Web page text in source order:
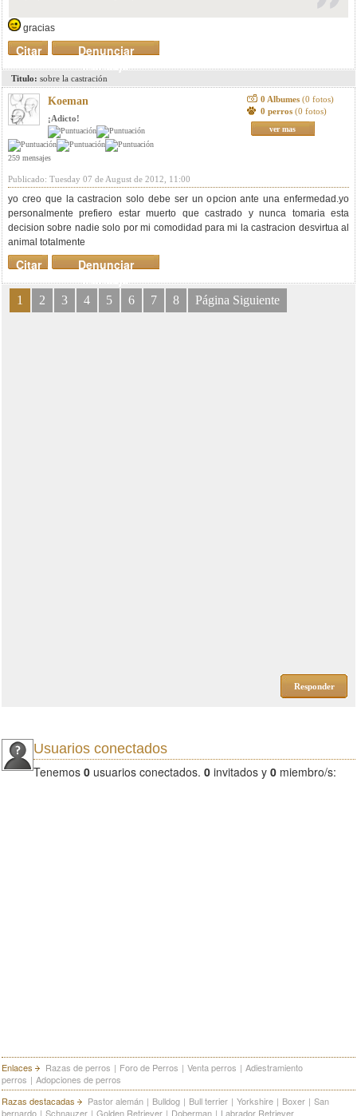
gracias
Denunciar
mensaje
Citar
Titulo: sobre la castración
Koeman
¡Adicto!
259 mensajes
0 Albumes (0 fotos)
0 perros (0 fotos)
ver mas
Publicado: Tuesday 07 de August de 2012, 11:00
yo creo que la castracion solo debe ser un opcion ante una enfermedad.yo
personalmente prefiero estar muerto que castrado y nunca tomaria esta
decision sobre nadie solo por mi comodidad para mi la castracion desvirtua al
animal totalmente
Denunciar
mensaje
Citar
1 2 3 4 5 6 7 8 Página Siguiente
Responder
Usuarios conectados
Tenemos 0 usuarios conectados. 0 invitados y 0 miembro/s:
Enlaces Razas de perros | Foro de Perros | Venta perros | Adiestramiento
perros | Adopciones de perros
Razas destacadas
Pastor alemán | Bulldog | Bull terrier | Yorkshire | Boxer | San
bernardo | Schnauzer | Golden Retriever | Doberman | Labrador Retriever